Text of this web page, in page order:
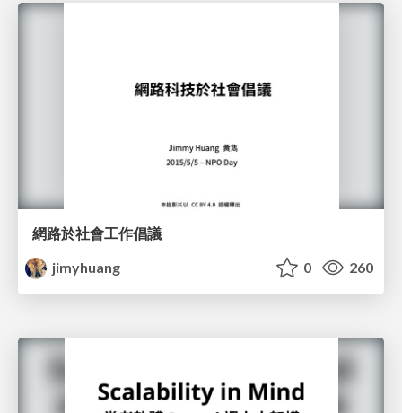
網路於社會工作倡議
jimyhuang
0 260